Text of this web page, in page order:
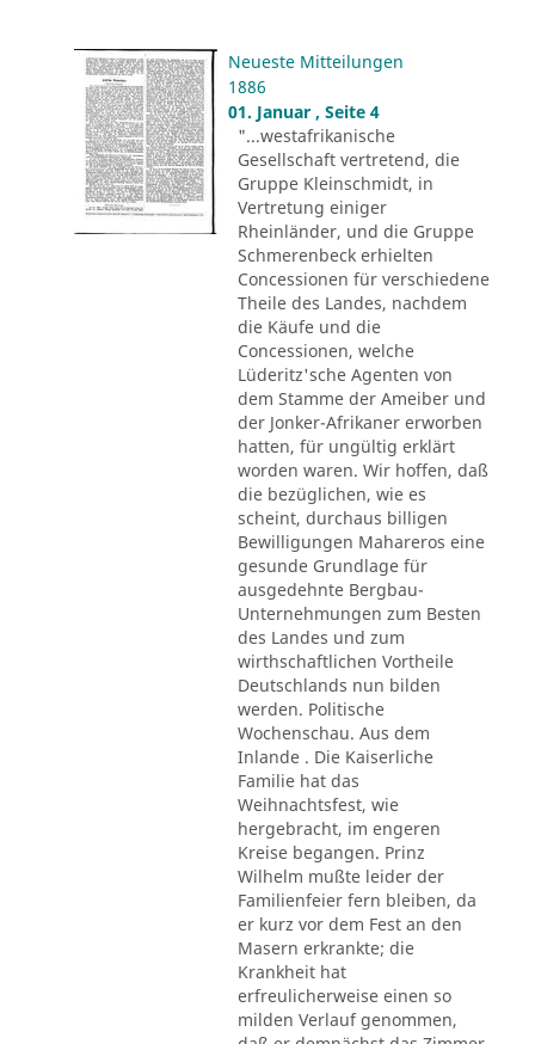
Neueste Mitteilungen
1886
01. Januar , Seite 4
"...westafrikanische
Gesellschaft vertretend, die
Gruppe Kleinschmidt, in
Vertretung einiger
Rheinländer, und die Gruppe
Schmerenbeck erhielten
Concessionen für verschiedene
Theile des Landes, nachdem
die Käufe und die
Concessionen, welche
Lüderitz'sche Agenten von
dem Stamme der Ameiber und
der Jonker-Afrikaner erworben
hatten, für ungültig erklärt
worden waren. Wir hoffen, daß
die bezüglichen, wie es
scheint, durchaus billigen
Bewilligungen Mahareros eine
gesunde Grundlage für
ausgedehnte Bergbau-
Unternehmungen zum Besten
des Landes und zum
wirthschaftlichen Vortheile
Deutschlands nun bilden
werden. Politische
Wochenschau. Aus dem
Inlande . Die Kaiserliche
Familie hat das
Weihnachtsfest, wie
hergebracht, im engeren
Kreise begangen. Prinz
Wilhelm mußte leider der
Familienfeier fern bleiben, da
er kurz vor dem Fest an den
Masern erkrankte; die
Krankheit hat
erfreulicherweise einen so
milden Verlauf genommen,